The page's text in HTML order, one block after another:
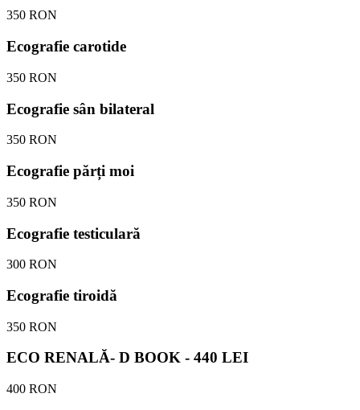
350 RON
Ecografie carotide
350 RON
Ecografie sân bilateral
350 RON
Ecografie părți moi
350 RON
Ecografie testiculară
300 RON
Ecografie tiroidă
350 RON
ECO RENALĂ- D BOOK - 440 LEI
400 RON